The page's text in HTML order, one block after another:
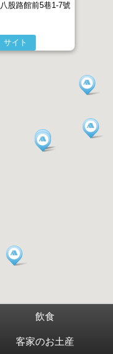
飲食
客家のお土産
股路館前5巷1-7號
サイト